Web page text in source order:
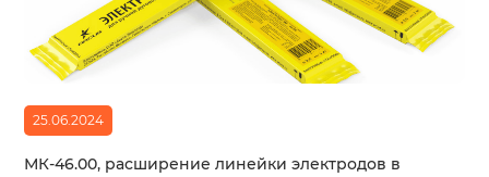
25.06.2024
МК-46.00, расширение линейки электродов в